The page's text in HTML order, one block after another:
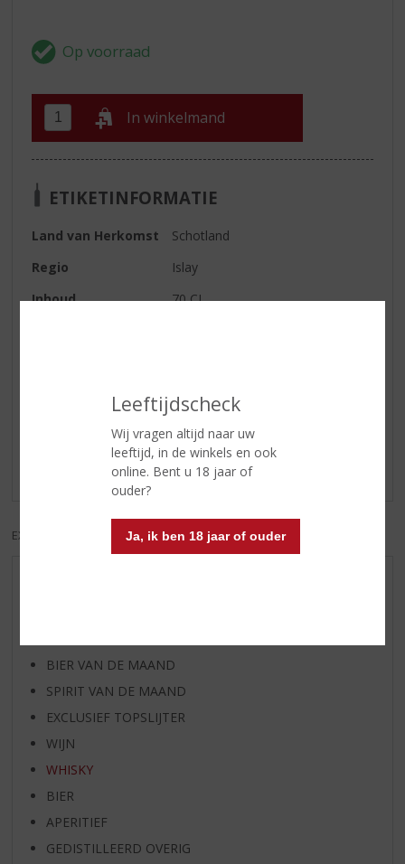
Leeftijdscheck
Wij vragen altijd naar uw
leeftijd, in de winkels en ook
online. Bent u 18 jaar of
ouder?
Ja, ik ben 18 jaar of ouder
In winkelmand
ETIKETINFORMATIE
Land van Herkomst
Schotland
Regio
Islay
Inhoud
70 CL
Reviews
Schrijf een review
Er zijn nog geen reviews geplaatst voor dit product
EXCL. BTW INCL. BTW
BIER VAN DE MAAND
SPIRIT VAN DE MAAND
EXCLUSIEF TOPSLIJTER
WIJN
WHISKY
BIER
APERITIEF
GEDISTILLEERD OVERIG